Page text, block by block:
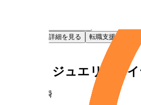
詳細を見る 転職支援サービ
【札幌】ジュエリーバ
株式会社貴瞬